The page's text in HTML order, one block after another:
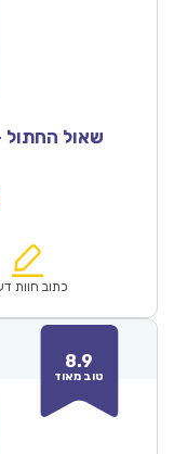
שאול החתול
הוא:
כתוב חוות
8.9
טוב מאוד